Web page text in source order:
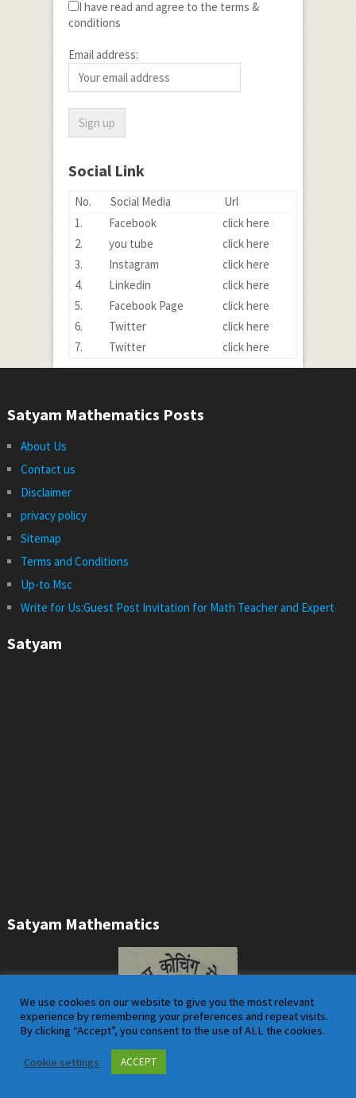
I have read and agree to the terms &
conditions
Email address:
Social Link
No. Social Media
Url
1.
Facebook
click here
2.
you tube
click here
3.
Instagram
click here
4.
Linkedin
click here
5.
Facebook Page
click here
6.
Twitter
click here
7.
Twitter click here
Satyam Mathematics Posts
About Us
Contact us
Disclaimer
privacy policy
Sitemap
Terms and Conditions
Up-to Msc
Write for Us:Guest Post Invitation for Math Teacher and Expert
Satyam
Satyam Mathematics
We use cookies on our website to give you the most relevant
experience by remembering your preferences and repeat visits.
By clicking “Accept”, you consent to the use of ALL the cookies.
Cookie settings ACCEPT